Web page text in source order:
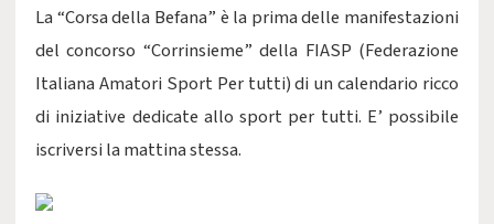
La “Corsa della Befana” è la prima delle manifestazioni
del concorso “Corrinsieme” della FIASP (Federazione
Italiana Amatori Sport Per tutti) di un calendario ricco
di iniziative dedicate allo sport per tutti. E’ possibile
iscriversi la mattina stessa.